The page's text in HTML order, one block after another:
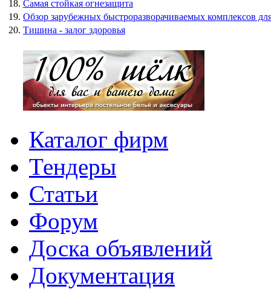
18. Самая стойкая огнезащита
19. Обзор зарубежных быстроразворачиваемых комплексов
20. Тишина - залог здоровья
Каталог фирм
Тендеры
Статьи
Форум
Доска объявлений
Документация